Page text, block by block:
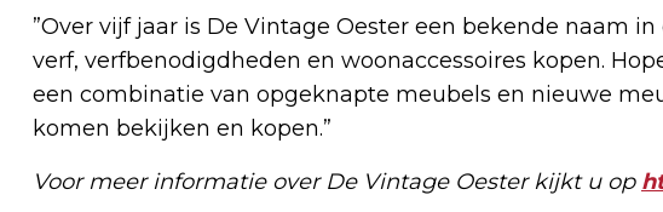
”Over vijf jaar is De Vintage Oester een bekende naam
verf, verfbenodigdheden en woonaccessoires kopen.
een combinatie van opgeknapte meubels en nieuwe
komen bekijken en kopen.”
Voor meer informatie over De Vintage Oester kijkt u op